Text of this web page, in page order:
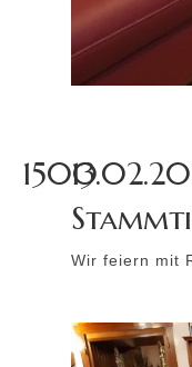
1500
Wir feiern mit